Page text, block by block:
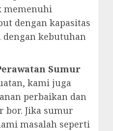
memenuhi
dengan kapasitas
dengan kebutuhan
Sumur
kami juga
perbaikan dan
bor. Jika sumur
masalah seperti